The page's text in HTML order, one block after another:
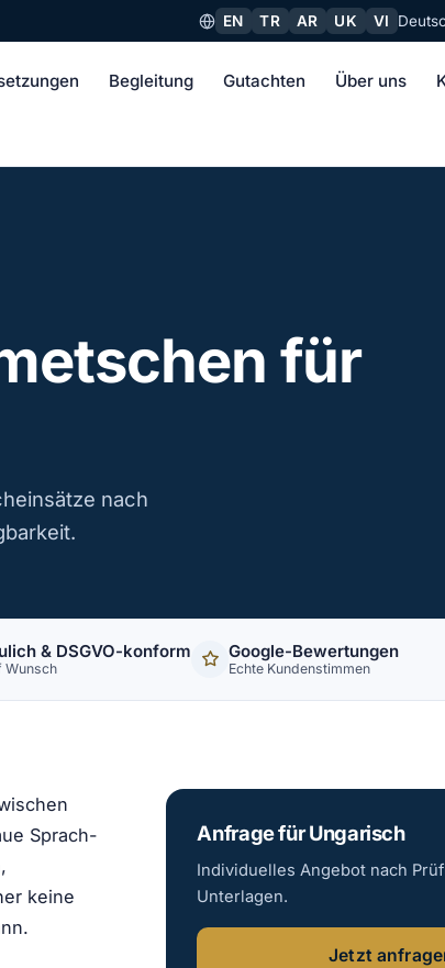
EN TR AR UK VI
Begleitung Gutachten Über uns
für
nach
& DSGVO-konform
Wunsch
Google-Bewertungen
Echte Kundenstimmen
Sprach-
keine
Anfrage für Ungarisch
Individuelles Angebot nach
Unterlagen.
Jetzt